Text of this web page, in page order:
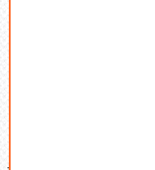
Латунный и